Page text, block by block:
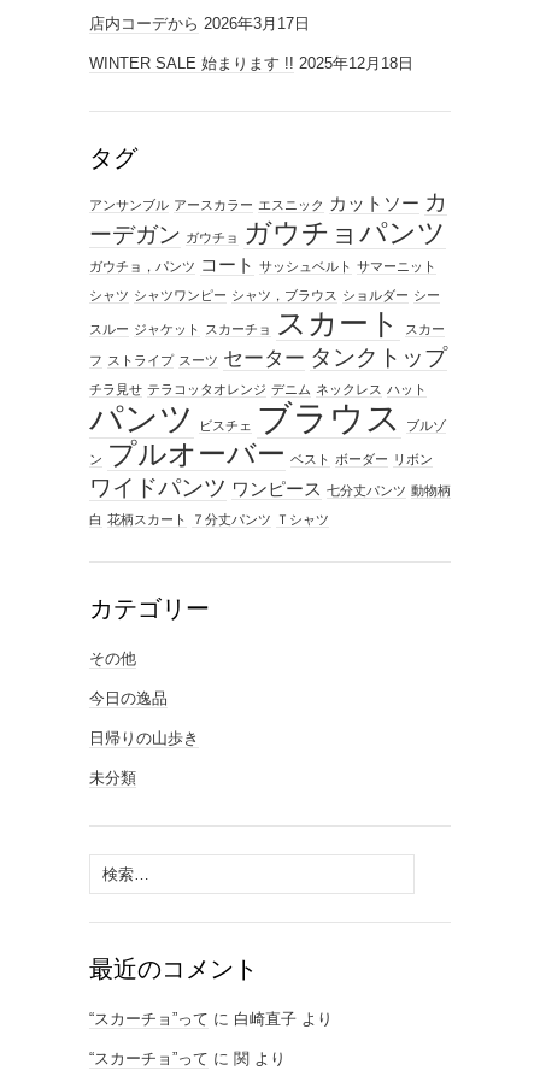
店内コーデから 2026年3月17日
WINTER SALE 始まります !! 2025年12月18日
タグ
アンサンブル アースカラー エスニック カットソー カ
ーデガン ガウチョ ガウチョパンツ
ガウチョ，パンツ コート サッシュベルト サマーニット
シャツ シャツワンピー シャツ，ブラウス ショルダー シー
スルー ジャケット スカーチョ スカート スカー
フ ストライプ スーツ セーター タンクトップ
チラ見せ テラコッタオレンジ デニム ネックレス ハット
パンツ ビスチェ ブラウス ブルゾ
ン プルオーバー ベスト ボーダー リボン
ワイドパンツ ワンピース 七分丈パンツ 動物柄
白 花柄スカート ７分丈パンツ Ｔシャツ
カテゴリー
その他
今日の逸品
日帰りの山歩き
未分類
検
索:
最近のコメント
“スカーチョ”って に 白崎直子 より
“スカーチョ”って に 関 より